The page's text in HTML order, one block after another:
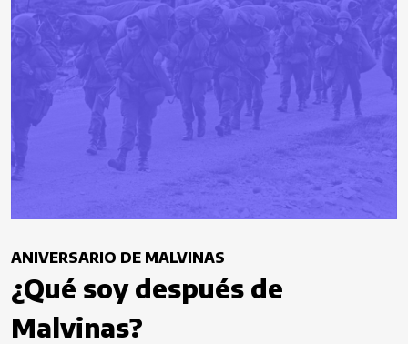
ANIVERSARIO DE MALVINAS
¿Qué soy después de
Malvinas?